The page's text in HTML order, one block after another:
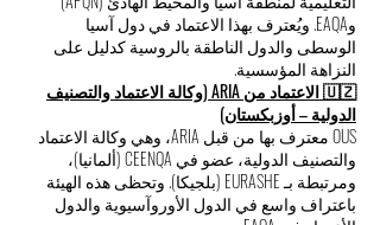
OUS معتمدة من قبل مؤسسة BSKG، وهي مؤسسة
اعتماد عامة معترف بها من قبل شبكة الجودة
التعليمية لمنطقة آسيا والمحيط الهادئ (APQN)
وEAQA. ويُعترف بهذا الاعتماد في دول آسيا
الوسطى والدول الناطقة بالروسية كدليل على
النزاهة المؤسسية.
🇺🇿 الاعتماد من ARIA (وكالة الاعتماد والتصنيف
الدولية – أوزبكستان)
OUS معترف بها من قبل ARIA، وهي وكالة الاعتماد
والتصنيف الدولية، عضو في CEENQA (ألمانيا)،